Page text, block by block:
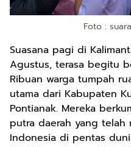
Foto :
Suasana pagi di
Agustus, terasa begitu
Ribuan warga tumpah
utama dari Kabupaten
Pontianak. Mereka
putra daerah yang
Indonesia di pentas